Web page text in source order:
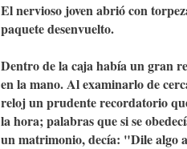
El nervioso joven abrió con
paquete desenvuelto.
Dentro de la caja había un gran
en la mano. Al examinarlo de
reloj un prudente recordatorio
la hora; palabras que si se
un matrimonio, decía: "Dile algo